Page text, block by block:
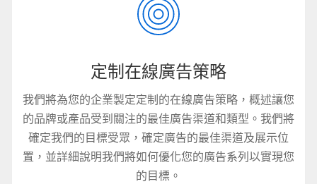
定制在線廣告策略
我們將為您的企業製定定制的在線廣告策略，概述讓您
的品牌或產品受到關注的最佳廣告渠道和類型。我們將
確定我們的目標受眾，確定廣告的最佳渠道及展示位
置，並詳細說明我們將如何優化您的廣告系列以實現您
的目標。